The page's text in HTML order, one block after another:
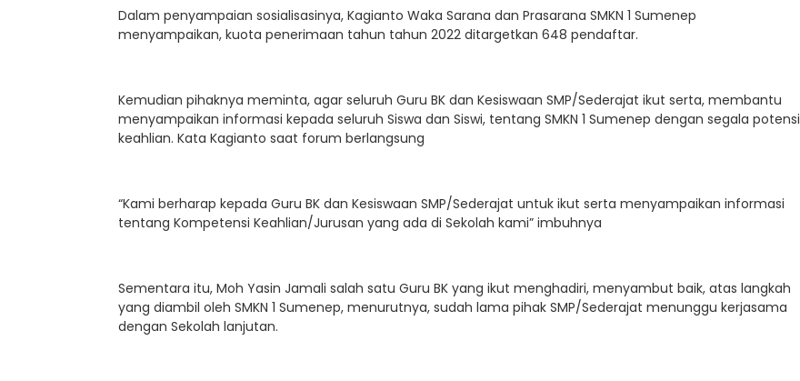
Dalam penyampaian sosialisasinya, Kagianto Waka Sarana dan Prasarana SMKN 1 Sumenep
menyampaikan, kuota penerimaan tahun tahun 2022 ditargetkan 648 pendaftar.
Kemudian pihaknya meminta, agar seluruh Guru BK dan Kesiswaan SMP/Sederajat ikut serta, membantu
menyampaikan informasi kepada seluruh Siswa dan Siswi, tentang SMKN 1 Sumenep dengan segala potensi
keahlian. Kata Kagianto saat forum berlangsung
“Kami berharap kepada Guru BK dan Kesiswaan SMP/Sederajat untuk ikut serta menyampaikan informasi
tentang Kompetensi Keahlian/Jurusan yang ada di Sekolah kami” imbuhnya
Sementara itu, Moh Yasin Jamali salah satu Guru BK yang ikut menghadiri, menyambut baik, atas langkah
yang diambil oleh SMKN 1 Sumenep, menurutnya, sudah lama pihak SMP/Sederajat menunggu kerjasama
dengan Sekolah lanjutan.